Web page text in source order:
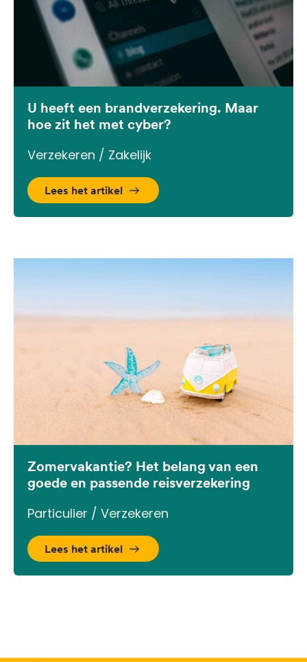
U heeft een brandverzekering. Maar
hoe zit het met cyber?
Verzekeren / Zakelijk
Lees het artikel
Zomervakantie? Het belang van een
goede en passende reisverzekering
Particulier / Verzekeren
Lees het artikel